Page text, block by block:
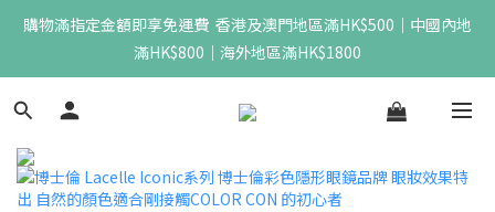
購物滿指定金額即享免運費  香港及澳門地區滿HK$500｜中國內地
滿HK$800｜海外地區滿HK$1800